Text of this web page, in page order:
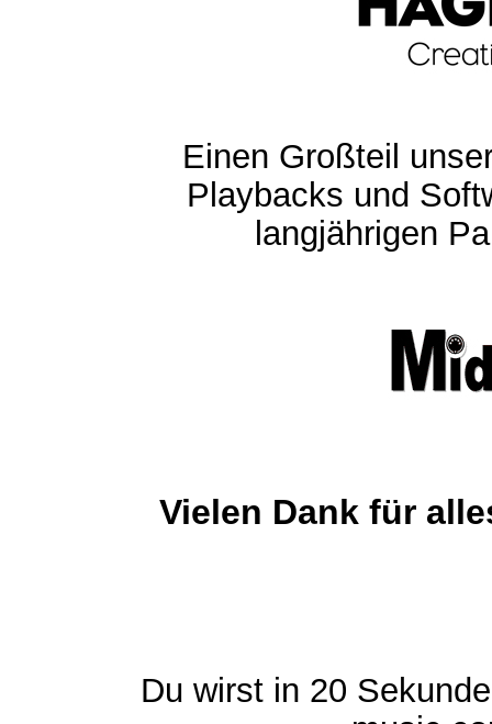
Einen Großteil
Playbacks und
langjährigen
Vielen Dank für
Du wirst in 20